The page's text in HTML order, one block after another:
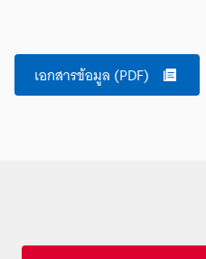
เอกสารข้อมูล (PDF)